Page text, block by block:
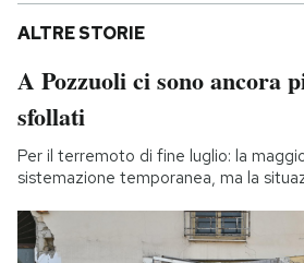
ALTRE STORIE
A Pozzuoli ci sono ancora
sfollati
Per il terremoto di fine luglio: la
sistemazione temporanea, ma la